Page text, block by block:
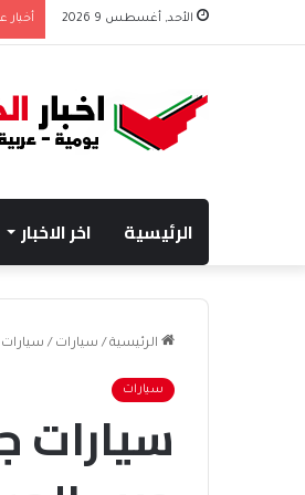
الأحد, أغسطس 9 2026 أخبار
الرئيسية اخر الاخبار
الرئيسية / سيارات / سيارات جديدة من 630
سيارات